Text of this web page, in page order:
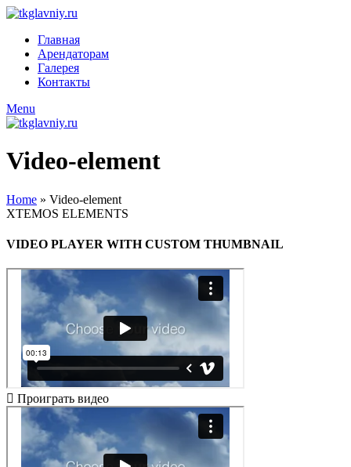
Главная
Арендаторам
Галерея
Контакты
Menu
Video-element
Home » Video-element
XTEMOS ELEMENTS
VIDEO PLAYER WITH CUSTOM THUMBNAIL
Проиграть видео